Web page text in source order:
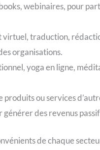
webinaires, pour
virtuel, traduction,
organisations.
yoga en ligne,
produits ou services
des revenus
de chaque